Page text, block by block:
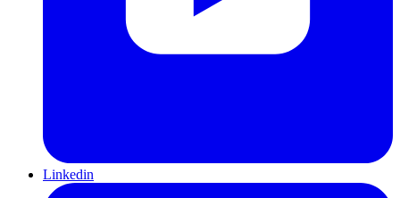
Linkedin